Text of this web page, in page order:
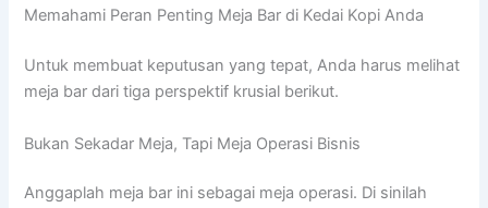
Memahami Peran Penting Meja Bar di Kedai Kopi Anda
Untuk membuat keputusan yang tepat, Anda harus melihat
meja bar dari tiga perspektif krusial berikut.
Bukan Sekadar Meja, Tapi Meja Operasi Bisnis
Anggaplah meja bar ini sebagai meja operasi. Di sinilah